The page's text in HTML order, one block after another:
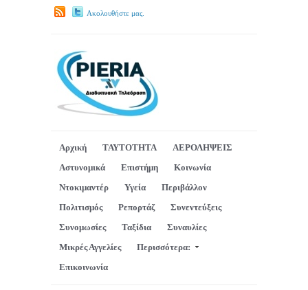
Ακολουθήστε μας.
Αρχική ΤΑΥΤΟΤΗΤΑ
ΑΕΡΟΛΗΨΕΙΣ
Αστυνομικά
Επιστήμη
Κοινωνία
Ντοκιμαντέρ
Υγεία
Περιβάλλον
Πολιτισμός
Ρεπορτάζ
Συνεντεύξεις
Συνομωσίες
Ταξίδια
Συναυλίες
Μικρές Αγγελίες
Περισσότερα:
Επικοινωνία